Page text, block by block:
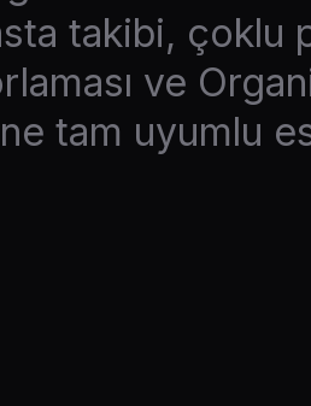
takibi, çoklu
ve
tam uyumlu